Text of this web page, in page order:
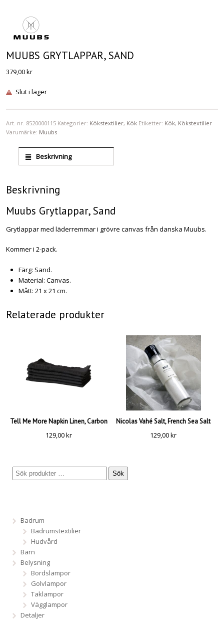
MUUBS GRYTLAPPAR, SAND
379,00kr
Slut i lager
Art. nr. 8520000115 Kategorier: Kökstextilier, Kök Etiketter: Kök, Kökstextilier
Varumärke: Muubs
Beskrivning
Beskrivning
Muubs Grytlappar, Sand
Grytlappar med läderremmar i grövre canvas från danska Muubs.
Kommer i 2-pack.
Färg: Sand.
Material: Canvas.
Mått: 21 x 21 cm.
Relaterade produkter
Tell Me More Napkin Linen, Carbon
129,00kr
Nicolas Vahé Salt, French Sea Salt
129,00kr
Sök
Badrum
Badrumstextilier
Hudvård
Barn
Belysning
Bordslampor
Golvlampor
Taklampor
Vägglampor
Detaljer